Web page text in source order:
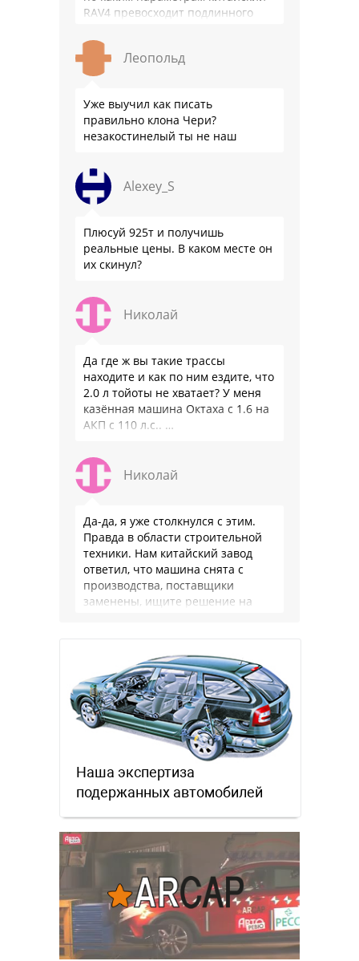
RAV4 превосходит подлинного
подвеска едет ровно и приятно …
Леопольд
Уже выучил как писать
правильно клона Чери?
незакостинелый ты не наш
Alexey_S
Плюсуй 925т и получишь
реальные цены. В каком месте он
их скинул?
Николай
Да где ж вы такие трассы
находите и как по ним ездите, что
2.0 л тойоты не хватает? У меня
казённая машина Октаха с 1.6 на
АКП с 110 л.с.. …
Николай
Да-да, я уже столкнулся с этим.
Правда в области строительной
техники. Нам китайский завод
ответил, что машина снята с
производства, поставщики
заменены, ищите решение на
Наша экспертиза
подержанных автомобилей